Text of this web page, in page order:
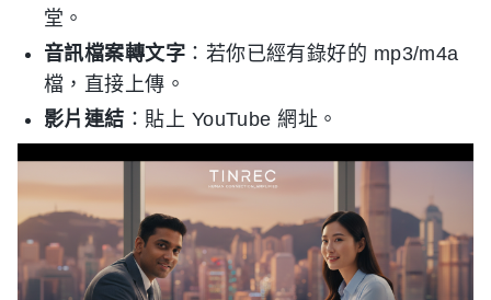
堂。
音訊檔案轉文字 ：若你已經有錄好的 mp3/m4a
檔，直接上傳。
影片連結 ：貼上 YouTube 網址。